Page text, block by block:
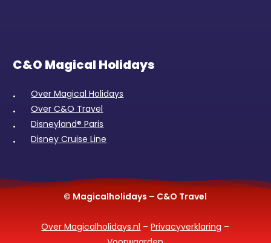
C&O Magical Holidays
Over Magical Holidays
Over C&O Travel
Disneyland® Paris
Disney Cruise Line
© Magicalholidays – C&O Travel
Over Magicalholidays.nl –Privacyverklaring –